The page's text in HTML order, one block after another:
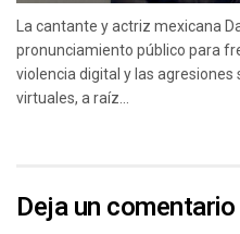
La cantante y actriz mexicana
pronunciamiento público para
violencia digital y las
virtuales, a raíz...
Deja un comentario